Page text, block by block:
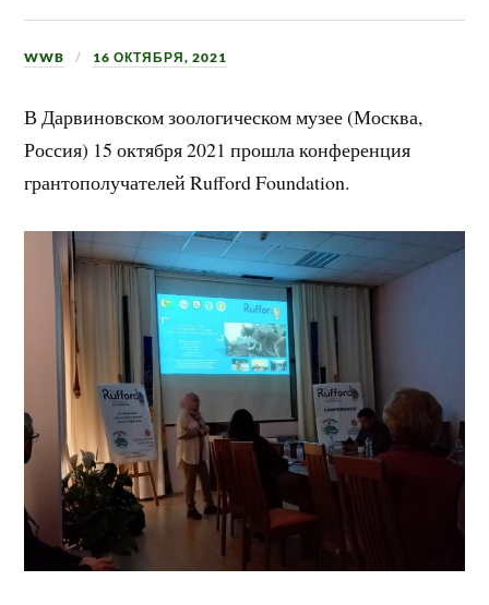
WWB 16 ОКТЯБРЯ, 2021
В Дарвиновском зоологическом музее (Москва,
Россия) 15 октября 2021 прошла конференция
грантополучателей Rufford Foundation.